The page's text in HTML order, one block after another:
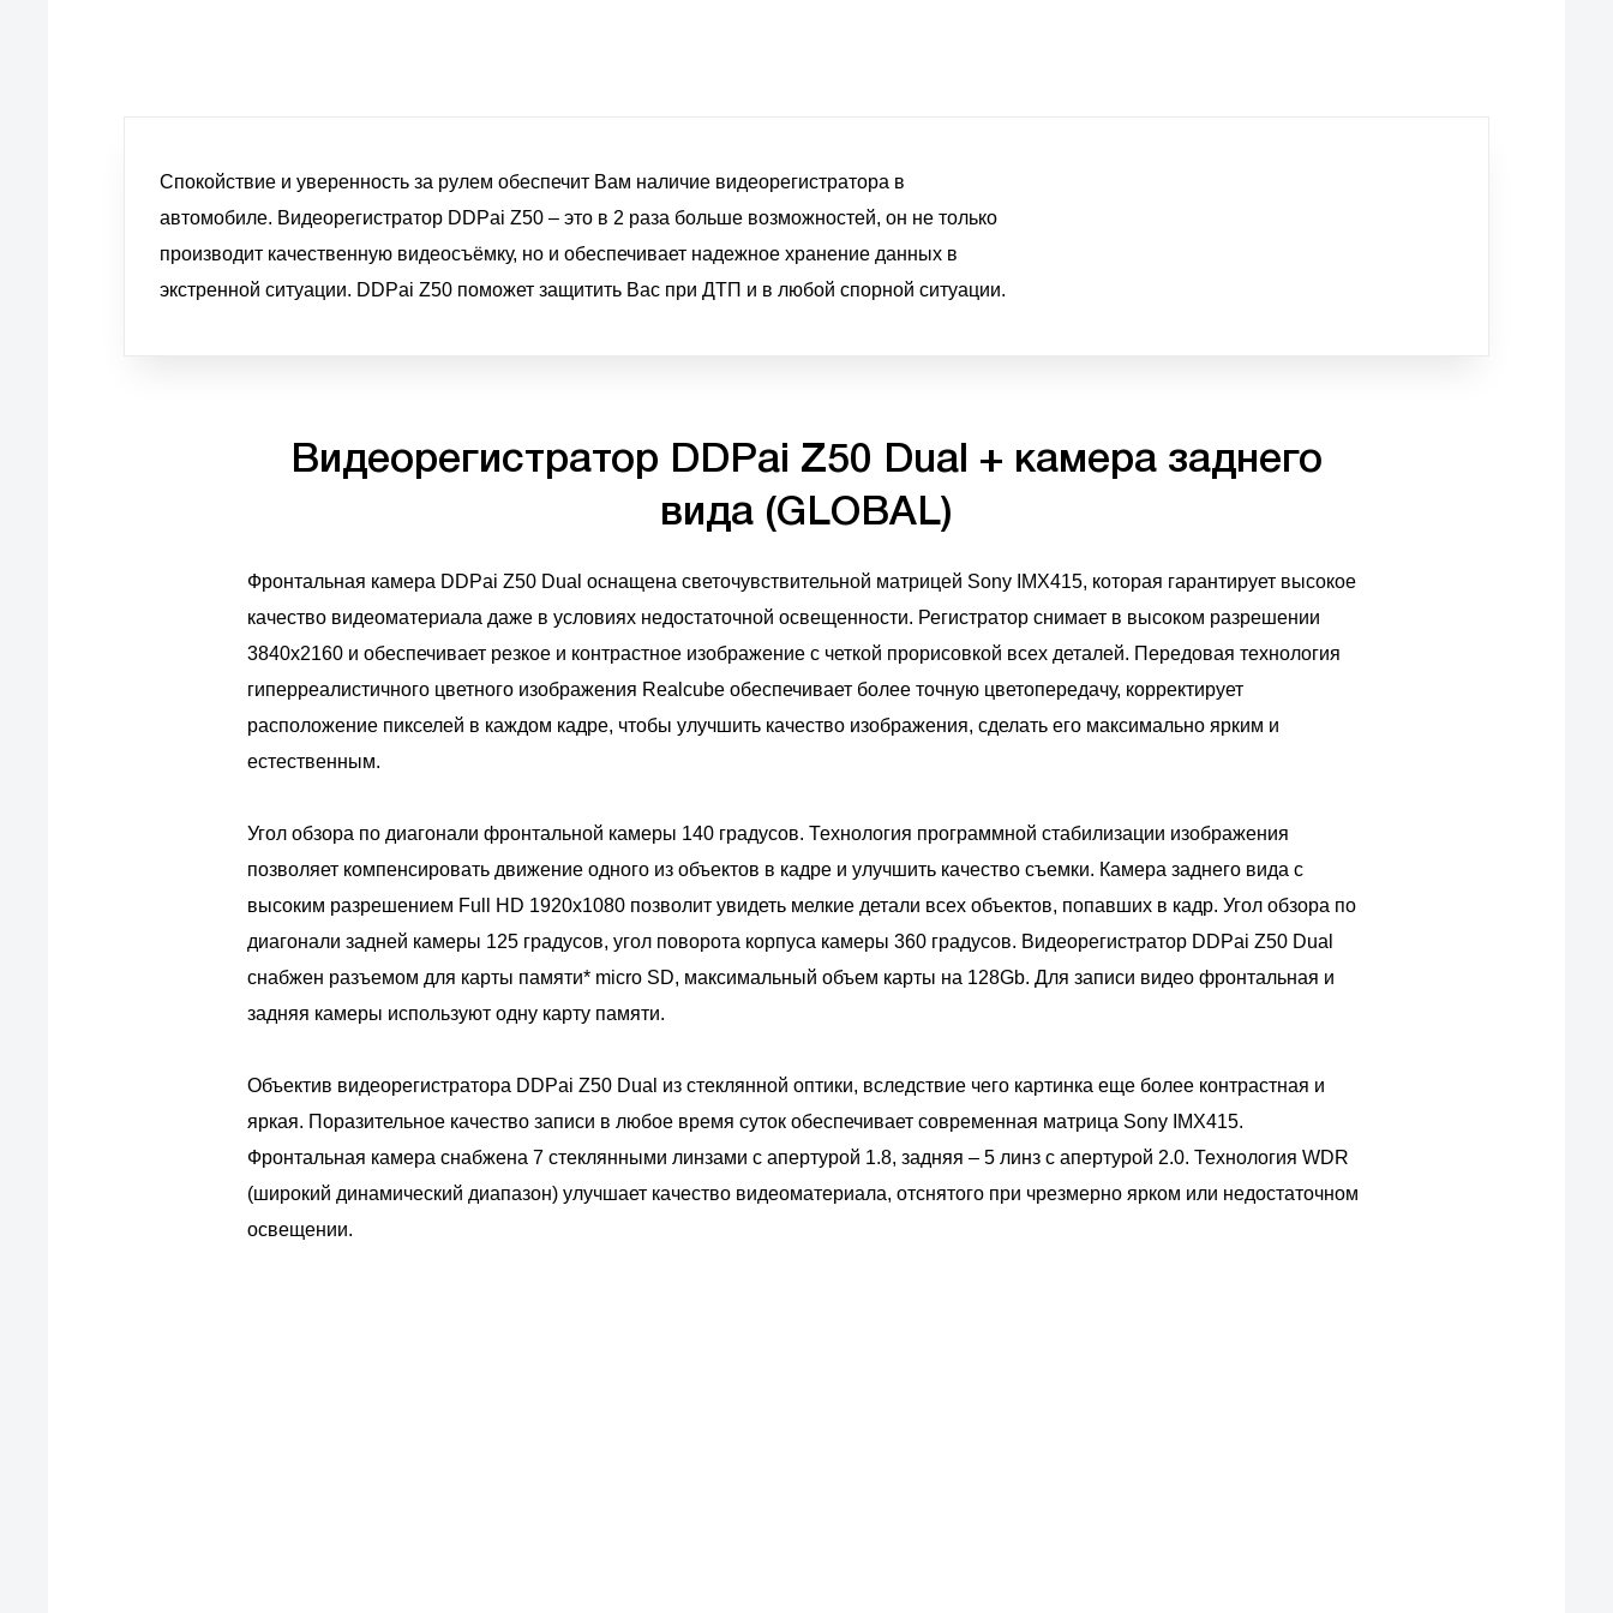
Спокойствие и уверенность за рулем обеспечит Вам наличие видеорегистратора в
автомобиле. Видеорегистратор DDPai Z50 – это в 2 раза больше возможностей, он не только
производит качественную видеосъёмку, но и обеспечивает надежное хранение данных в
экстренной ситуации. DDPai Z50 поможет защитить Вас при ДТП и в любой спорной ситуации.
Видеорегистратор DDPai Z50 Dual + камера заднего
вида (GLOBAL)
Фронтальная камера DDPai Z50 Dual оснащена светочувствительной матрицей Sony IMX415, которая гарантирует высокое
качество видеоматериала даже в условиях недостаточной освещенности. Регистратор снимает в высоком разрешении
3840x2160 и обеспечивает резкое и контрастное изображение с четкой прорисовкой всех деталей. Передовая технология
гиперреалистичного цветного изображения Realcube обеспечивает более точную цветопередачу, корректирует
расположение пикселей в каждом кадре, чтобы улучшить качество изображения, сделать его максимально ярким и
естественным.
Угол обзора по диагонали фронтальной камеры 140 градусов. Технология программной стабилизации изображения
позволяет компенсировать движение одного из объектов в кадре и улучшить качество съемки. Камера заднего вида с
высоким разрешением Full HD 1920х1080 позволит увидеть мелкие детали всех объектов, попавших в кадр. Угол обзора по
диагонали задней камеры 125 градусов, угол поворота корпуса камеры 360 градусов. Видеорегистратор DDPai Z50 Dual
снабжен разъемом для карты памяти* micro SD, максимальный объем карты на 128Gb. Для записи видео фронтальная и
задняя камеры используют одну карту памяти.
Объектив видеорегистратора DDPai Z50 Dual из стеклянной оптики, вследствие чего картинка еще более контрастная и
яркая. Поразительное качество записи в любое время суток обеспечивает современная матрица Sony IMX415.
Фронтальная камера снабжена 7 стеклянными линзами c апертурой 1.8, задняя – 5 линз с апертурой 2.0. Технология WDR
(широкий динамический диапазон) улучшает качество видеоматериала, отснятого при чрезмерно ярком или недостаточном
освещении.